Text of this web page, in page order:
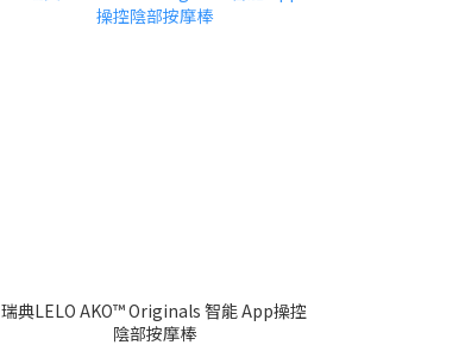
瑞典LELO AKO™ Originals 智能 App操控
陰部按摩棒